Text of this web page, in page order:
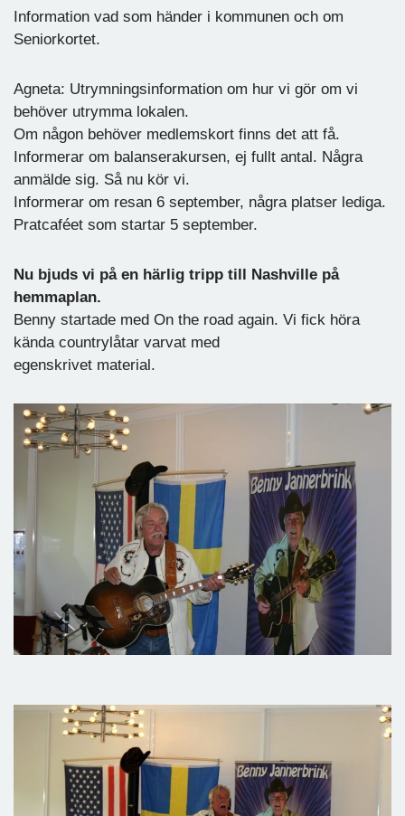
Information vad som händer i kommunen och om
Seniorkortet.
Agneta: Utrymningsinformation om hur vi gör om vi
behöver utrymma lokalen.
Om någon behöver medlemskort finns det att få.
Informerar om balanserakursen, ej fullt antal. Några
anmälde sig. Så nu kör vi.
Informerar om resan 6 september, några platser lediga.
Pratcaféet som startar 5 september.
Nu bjuds vi på en härlig tripp till Nashville på
hemmaplan.
Benny startade med On the road again. Vi fick höra
kända countrylåtar varvat med
egenskrivet material.